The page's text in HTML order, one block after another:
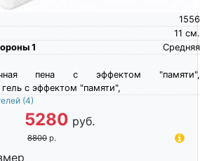
1556
см.
11
1
Средняя
пена c эффектом "памяти",
с эффектом "памяти",
(4)
5280 руб.
8800 р.